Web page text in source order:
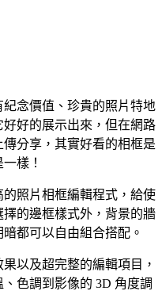
念價值、珍貴的照片特地
好的展示出來，但在網路
傳分享，其實好看的相框是
樣！
的照片相框編輯程式，給使
的邊框樣式外，背景的牆
都可以自由組合搭配。
以及超完整的編輯項目，
色調到影像的 3D 角度調